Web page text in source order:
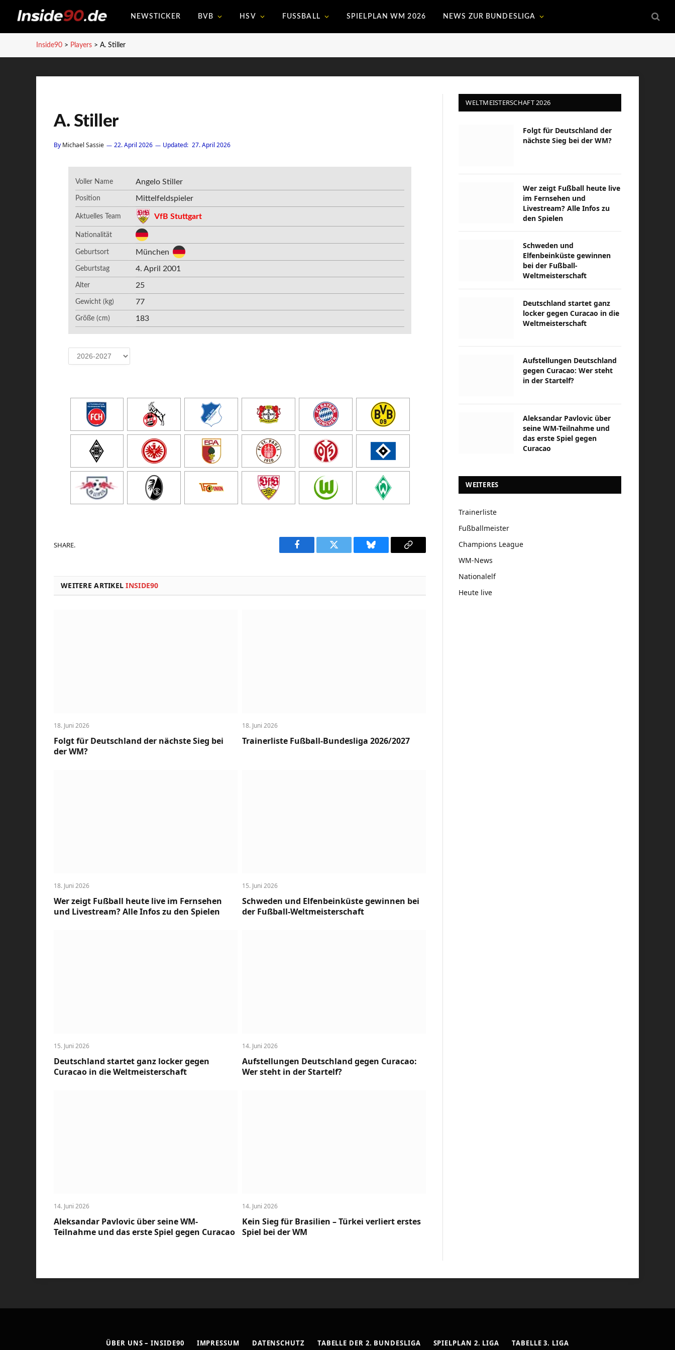
NEWSTICKER BVB HSV FUSSBALL SPIELPLAN WM 2026 NEWS ZUR BUNDESLIGA
Inside90 > Players > A. Stiller
A. Stiller
By Michael Sassie 22. April 2026 Updated: 27. April 2026
Voller Name Angelo Stiller
Position Mittelfeldspieler
Aktuelles Team VfB Stuttgart
Nationalität
Geburtsort München
Geburtstag 4. April 2001
Alter 25
Gewicht (kg) 77
Größe (cm) 183
SHARE.
Facebook Twitter Bluesky
Copy
WEITERE ARTIKELINSIDE90
18. Juni 2026
Folgt für Deutschland der nächste Sieg bei
der WM?
18. Juni 2026
Trainerliste Fußball-Bundesliga 2026/2027
18. Juni 2026
Wer zeigt Fußball heute live im Fernsehen
und Livestream? Alle Infos zu den Spielen
15. Juni 2026
Schweden und Elfenbeinküste gewinnen bei
der Fußball-Weltmeisterschaft
15. Juni 2026
Deutschland startet ganz locker gegen
Curacao in die Weltmeisterschaft
14. Juni 2026
Aufstellungen Deutschland gegen Curacao:
Wer steht in der Startelf?
14. Juni 2026
Aleksandar Pavlovic über seine WM-
Teilnahme und das erste Spiel gegen Curacao
14. Juni 2026
Kein Sieg für Brasilien – Türkei verliert erstes
Spiel bei der WM
WELTMEISTERSCHAFT 2026
Folgt für Deutschland der
nächste Sieg bei der WM?
Wer zeigt Fußball heute live
im Fernsehen und
Livestream? Alle Infos zu
den Spielen
Schweden und
Elfenbeinküste gewinnen
bei der Fußball-
Weltmeisterschaft
Deutschland startet ganz
locker gegen Curacao in die
Weltmeisterschaft
Aufstellungen Deutschland
gegen Curacao: Wer steht
in der Startelf?
Aleksandar Pavlovic über
seine WM-Teilnahme und
das erste Spiel gegen
Curacao
WEITERES
Trainerliste
Fußballmeister
Champions League
WM-News
Nationalelf
Heute live
ÜBER UNS – INSIDE90 IMPRESSUM DATENSCHUTZ TABELLE DER 2. BUNDESLIGA SPIELPLAN 2. LIGA TABELLE 3. LIGA